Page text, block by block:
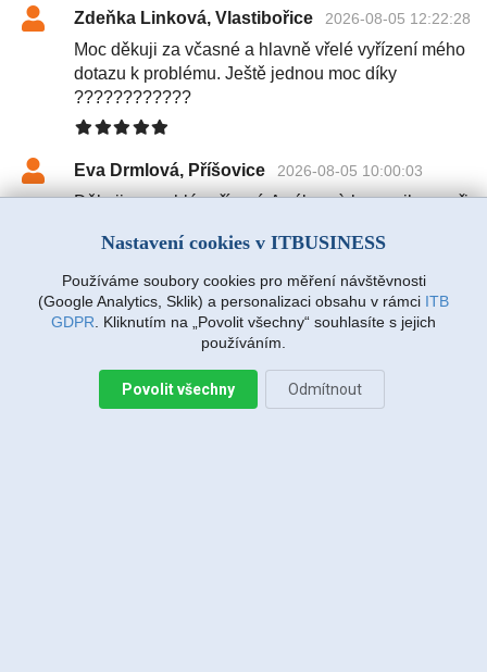
Zdeňka Linková, Vlastibořice 2026-08-05 12:22:28
Moc děkuji za včasné a hlavně vřelé vyřízení mého
dotazu k problému. Ještě jednou moc díky
????????????
Eva Drmlová, Příšovice 2026-08-05 10:00:03
Děkuji za rychlé vyřízení. A výbornà komunikace při
Martin Vanda, Bakov nad Jizerou
2026-08-04 20:33:07
Jiří Sadílek, Liberec 2026-08-03 20:08:43
Nastavení cookies v ITBUSINESS
Používáme soubory cookies pro měření návštěvnosti
(Google Analytics, Sklik) a personalizaci obsahu v rámci ITB
GDPR . Kliknutím na „Povolit všechny“ souhlasíte s jejich
používáním.
Povolit všechny Odmítnout